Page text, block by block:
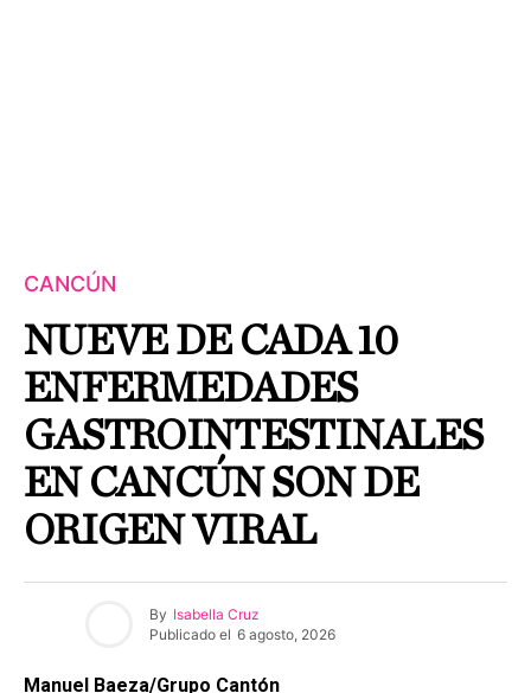
CANCÚN
NUEVE DE CADA 10
ENFERMEDADES
GASTROINTESTINALES
EN CANCÚN SON DE
ORIGEN VIRAL
By Isabella Cruz
Publicado el 6 agosto, 2026
Manuel Baeza/Grupo Cantón